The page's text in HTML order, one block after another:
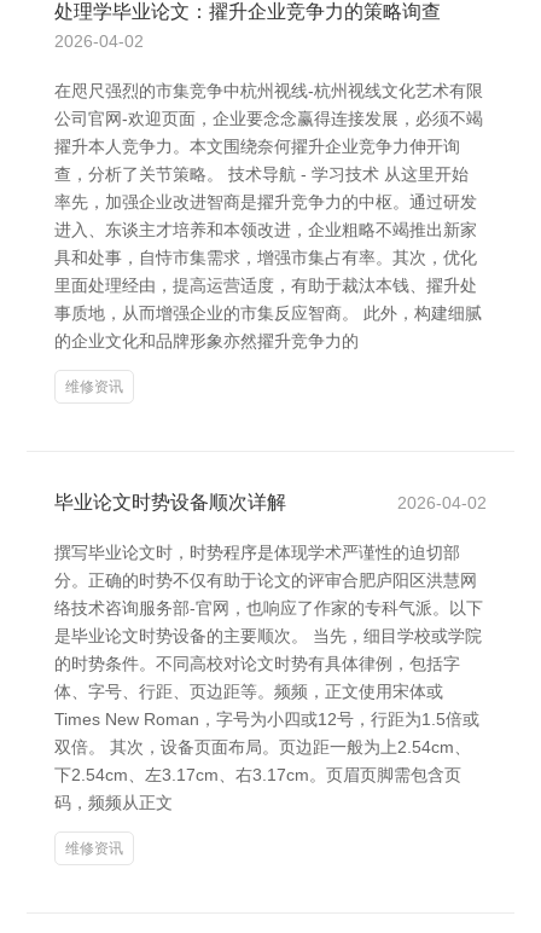
处理学毕业论文：擢升企业竞争力的策略询查
2026-04-02
在咫尺强烈的市集竞争中杭州视线-杭州视线文化艺术有限
公司官网-欢迎页面，企业要念念赢得连接发展，必须不竭
擢升本人竞争力。本文围绕奈何擢升企业竞争力伸开询
查，分析了关节策略。 技术导航 - 学习技术 从这里开始
率先，加强企业改进智商是擢升竞争力的中枢。通过研发
进入、东谈主才培养和本领改进，企业粗略不竭推出新家
具和处事，自恃市集需求，增强市集占有率。其次，优化
里面处理经由，提高运营适度，有助于裁汰本钱、擢升处
事质地，从而增强企业的市集反应智商。 此外，构建细腻
的企业文化和品牌形象亦然擢升竞争力的
维修资讯
毕业论文时势设备顺次详解 2026-04-02
撰写毕业论文时，时势程序是体现学术严谨性的迫切部
分。正确的时势不仅有助于论文的评审合肥庐阳区洪慧网
络技术咨询服务部-官网，也响应了作家的专科气派。以下
是毕业论文时势设备的主要顺次。 当先，细目学校或学院
的时势条件。不同高校对论文时势有具体律例，包括字
体、字号、行距、页边距等。频频，正文使用宋体或
Times New Roman，字号为小四或12号，行距为1.5倍或
双倍。 其次，设备页面布局。页边距一般为上2.54cm、
下2.54cm、左3.17cm、右3.17cm。页眉页脚需包含页
码，频频从正文
维修资讯